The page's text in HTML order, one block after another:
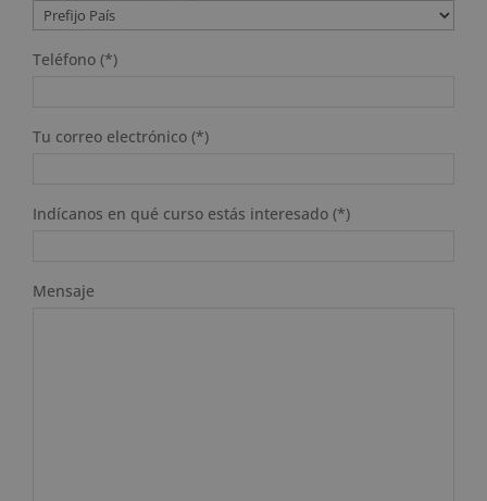
Teléfono (*)
Tu correo electrónico (*)
Indícanos en qué curso estás interesado (*)
Mensaje